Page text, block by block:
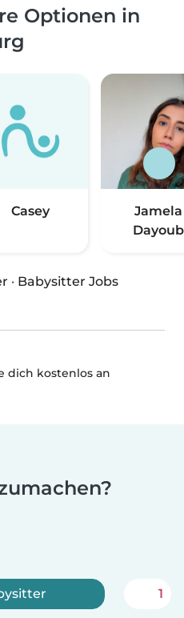
Optionen in
Casey
Jamela
Dayoub
· Babysitter Jobs
dich kostenlos an
1